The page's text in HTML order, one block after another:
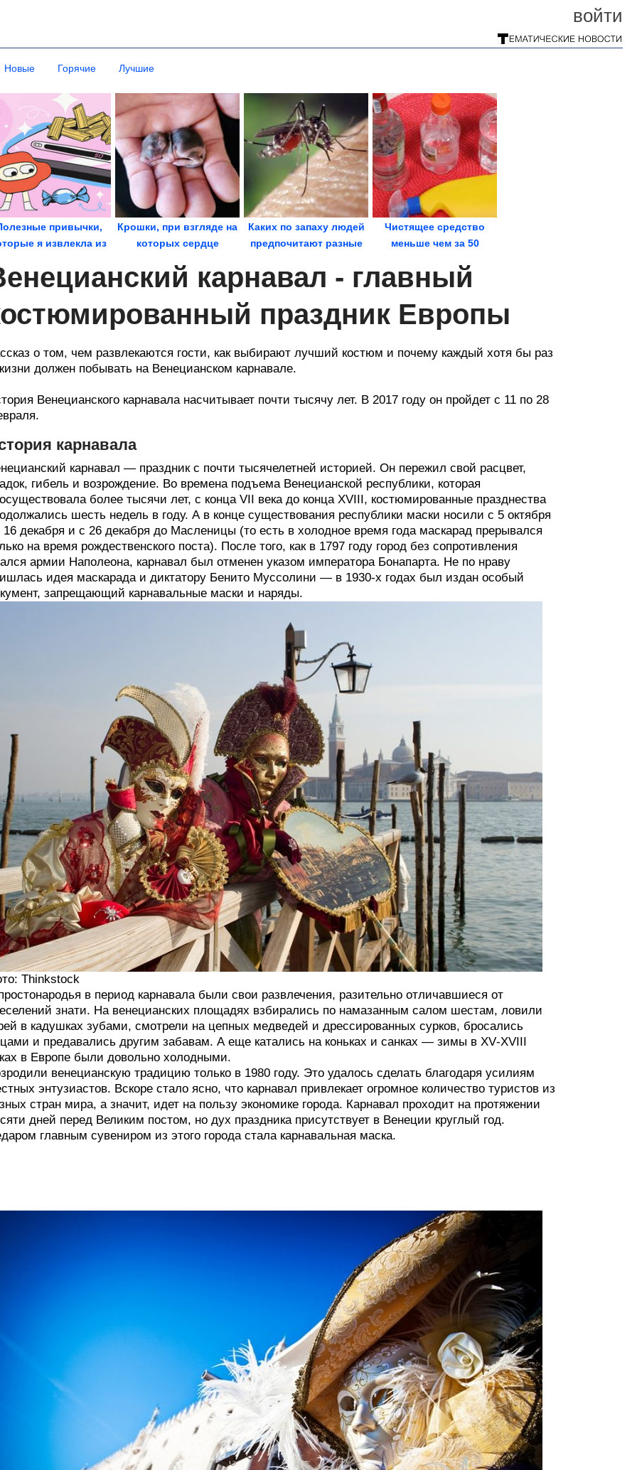
войти
Новые Горячие Лучшие
привычки,
я извлекла из
Крошки, при взгляде на
которых сердце
Каких по запаху людей
предпочитают разные
Чистящее средство
меньше чем за 50
карнавал - главный
праздник Европы
о том, чем развлекаются гости, как выбирают лучший костюм и почему каждый хотя бы раз
должен побывать на Венецианском карнавале.
Венецианского карнавала насчитывает почти тысячу лет. В 2017 году он пройдет с 11 по 28
карнавала
карнавал — праздник с почти тысячелетней историей. Он пережил свой расцвет,
гибель и возрождение. Во времена подъема Венецианской республики, которая
более тысячи лет, с конца VII века до конца XVIII, костюмированные празднества
шесть недель в году. А в конце существования республики маски носили с 5 октября
16 декабря и с 26 декабря до Масленицы (то есть в холодное время года маскарад прерывался
на время рождественского поста). После того, как в 1797 году город без сопротивления
армии Наполеона, карнавал был отменен указом императора Бонапарта. Не по нраву
идея маскарада и диктатору Бенито Муссолини — в 1930-х годах был издан особый
запрещающий карнавальные маски и наряды.
Thinkstock
в период карнавала были свои развлечения, разительно отличавшиеся от
знати. На венецианских площадях взбирались по намазанным салом шестам, ловили
в кадушках зубами, смотрели на цепных медведей и дрессированных сурков, бросались
и предавались другим забавам. А еще катались на коньках и санках — зимы в XV‑XVIII
в Европе были довольно холодными.
венецианскую традицию только в 1980 году. Это удалось сделать благодаря усилиям
энтузиастов. Вскоре стало ясно, что карнавал привлекает огромное количество туристов из
стран мира, а значит, идет на пользу экономике города. Карнавал проходит на протяжении
дней перед Великим постом, но дух праздника присутствует в Венеции круглый год.
главным сувениром из этого города стала карнавальная маска.